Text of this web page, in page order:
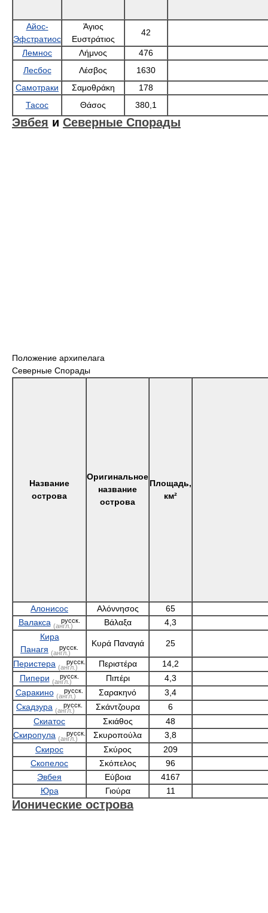
Айос-
Эфстратиос
Άγιος
Ευστράτιος
42
Лемнос Λήμνος
476
Лесбос
Λέσβος
1630
Самотраки
Σαμοθράκη
178
Тасос
Θάσος 380,1
Эвбея и Северные Спорады
Положение архипелага
Северные Спорады
Название
острова
Оригинальное
название
острова
Площадь,
км²
Алонисос Αλόννησος
65
Валакса (англ.)
русск. Βάλαξα
4,3
Кира
Панагя (англ.)
русск. Κυρά Παναγιά 25
Перистера (англ.)
русск. Περιστέρα
14,2
Пипери (англ.)
русск. Πιπέρι
4,3
Саракино (англ.)
русск. Σαρακηνό
3,4
Скадзура (англ.)
русск. Σκάντζουρα
6
Скиатос
Σκιάθος
48
Скиропула (англ.)
русск. Σκυροπούλα
3,8
Скирос
Σκύρος
209
Скопелос
Σκόπελος
96
Эвбея
Εύβοια
4167
Юра
Γιούρα 11
Ионические острова